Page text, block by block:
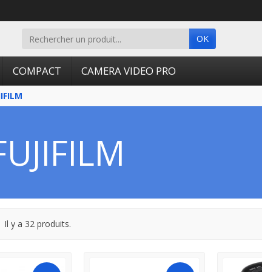
OK
COMPACT CAMERA VIDEO PRO
Il y a 32 produits.